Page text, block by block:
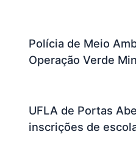
Polícia de Meio
Operação Verde
UFLA de Portas
inscrições de